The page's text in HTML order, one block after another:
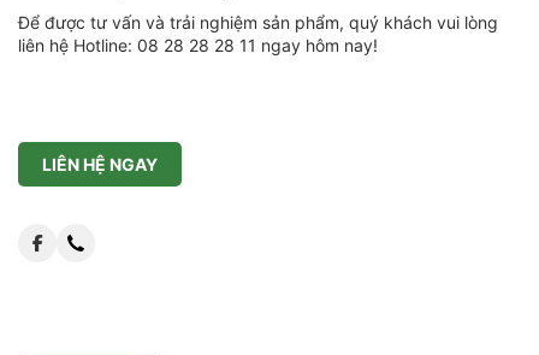
Để được tư vấn và trải nghiệm sản phẩm, quý khách vui lòng
liên hệ Hotline: 08 28 28 28 11 ngay hôm nay!
LIÊN HỆ NGAY